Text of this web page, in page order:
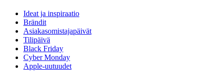
Ideat ja inspiraatio
Brändit
Asiakasomistajapäivät
Tilipäivä
Black Friday
Cyber Monday
Apple-uutuudet